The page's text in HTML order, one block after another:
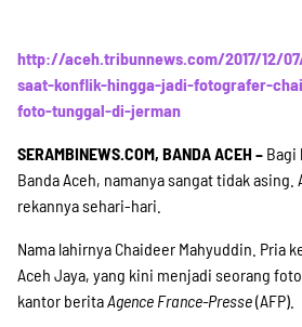
Über
Kontakt
http://aceh.tribunnews.com/2017/12/
saat-konflik-hingga-jadi-fotografer-
foto-tunggal-di-jerman
SERAMBINEWS.COM, BANDA ACEH – Bagi
Banda Aceh, namanya sangat tidak
rekannya sehari-hari.
Nama lahirnya Chaideer Mahyuddin. Pria
Aceh Jaya, yang kini menjadi seorang
kantor berita Agence France-Presse(AFP).